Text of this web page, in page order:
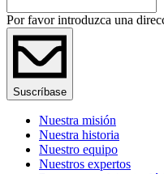
Por favor introduzca una
Suscríbase
Nuestra misión
Nuestra historia
Nuestro equipo
Nuestros expertos